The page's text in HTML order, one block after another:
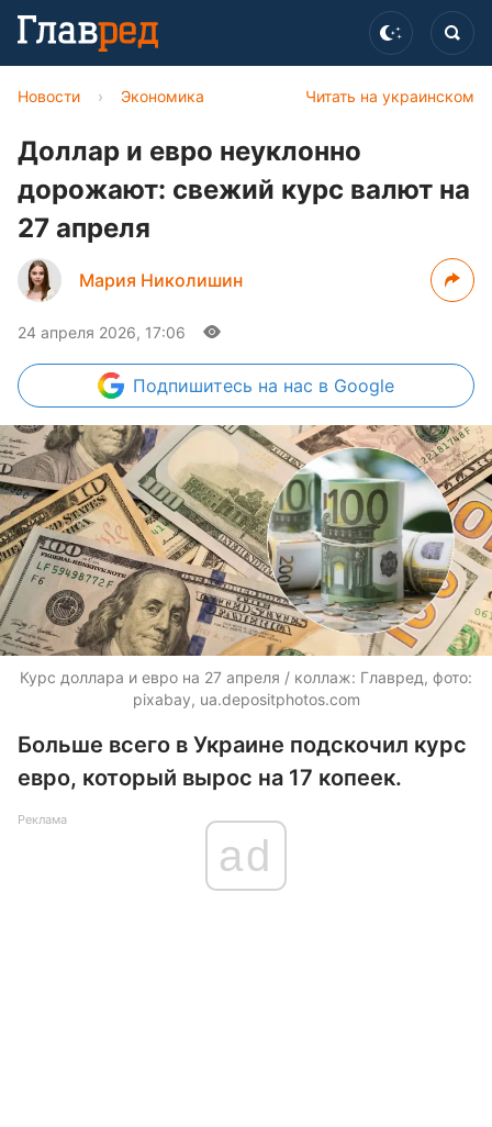
Читать на украинском
Новости › Экономика
Доллар и евро неуклонно
дорожают: свежий курс валют на
27 апреля
Мария Николишин
24 апреля 2026, 17:06
Подпишитесь на нас в Google
Курс доллара и евро на 27 апреля / коллаж: Главред, фото:
pixabay, ua.depositphotos.com
Больше всего в Украине подскочил курс
евро, который вырос на 17 копеек.
Реклама
ad